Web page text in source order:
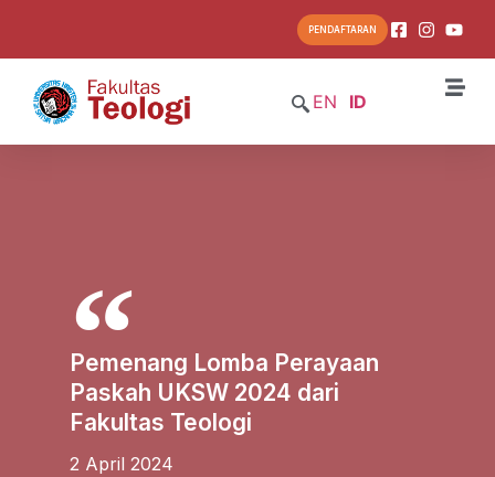
PENDAFTARAN
EN ID
Pemenang Lomba Perayaan
Paskah UKSW 2024 dari
Fakultas Teologi
2 April 2024